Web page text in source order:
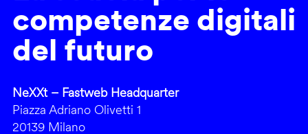
competenze digitali
del futuro
NeXXt – Fastweb Headquarter
Piazza Adriano Olivetti 1
20139 Milano